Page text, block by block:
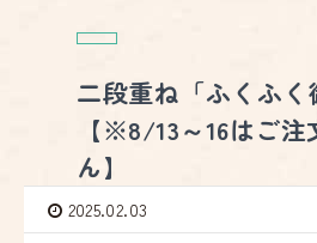
二段重ね「ふくふく
【※8/13～16はご
ん】
2025.02.03